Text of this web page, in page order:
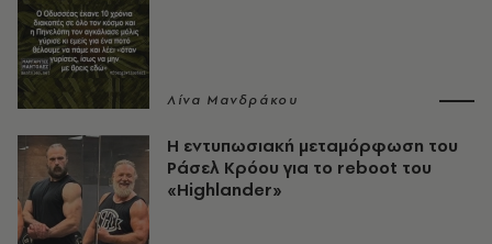
Λίνα Μανδράκου
Η εντυπωσιακή μεταμόρφωση του
Ράσελ Κρόου για το reboot του
«Highlander»